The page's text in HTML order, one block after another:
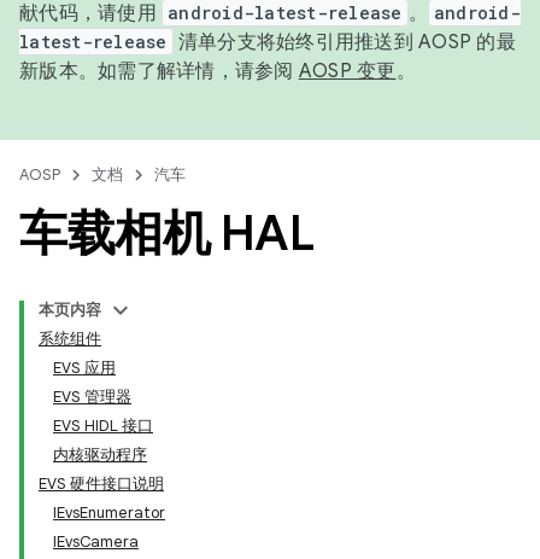
献代码，请使用 android-latest-release 。
android-
latest-release 清单分支将始终引用推送到 AOSP 的最
新版本。如需了解详情，请参阅 AOSP 变更。
AOSP 文档 汽车
车载相机 HAL
本页内容
系统组件
EVS 应用
EVS 管理器
EVS HIDL 接口
内核驱动程序
EVS 硬件接口说明
IEvsEnumerator
IEvsCamera